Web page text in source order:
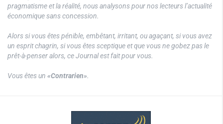
pragmatisme et la réalité, nous analysons pour nos lecteurs l’actualité
économique sans concession.
Alors si vous êtes pénible, embêtant, irritant, ou agaçant, si vous avez
un esprit chagrin, si vous êtes sceptique et que vous ne gobez pas le
prêt-à-penser alors, ce Journal est fait pour vous.
Vous êtes un «Contrarien».